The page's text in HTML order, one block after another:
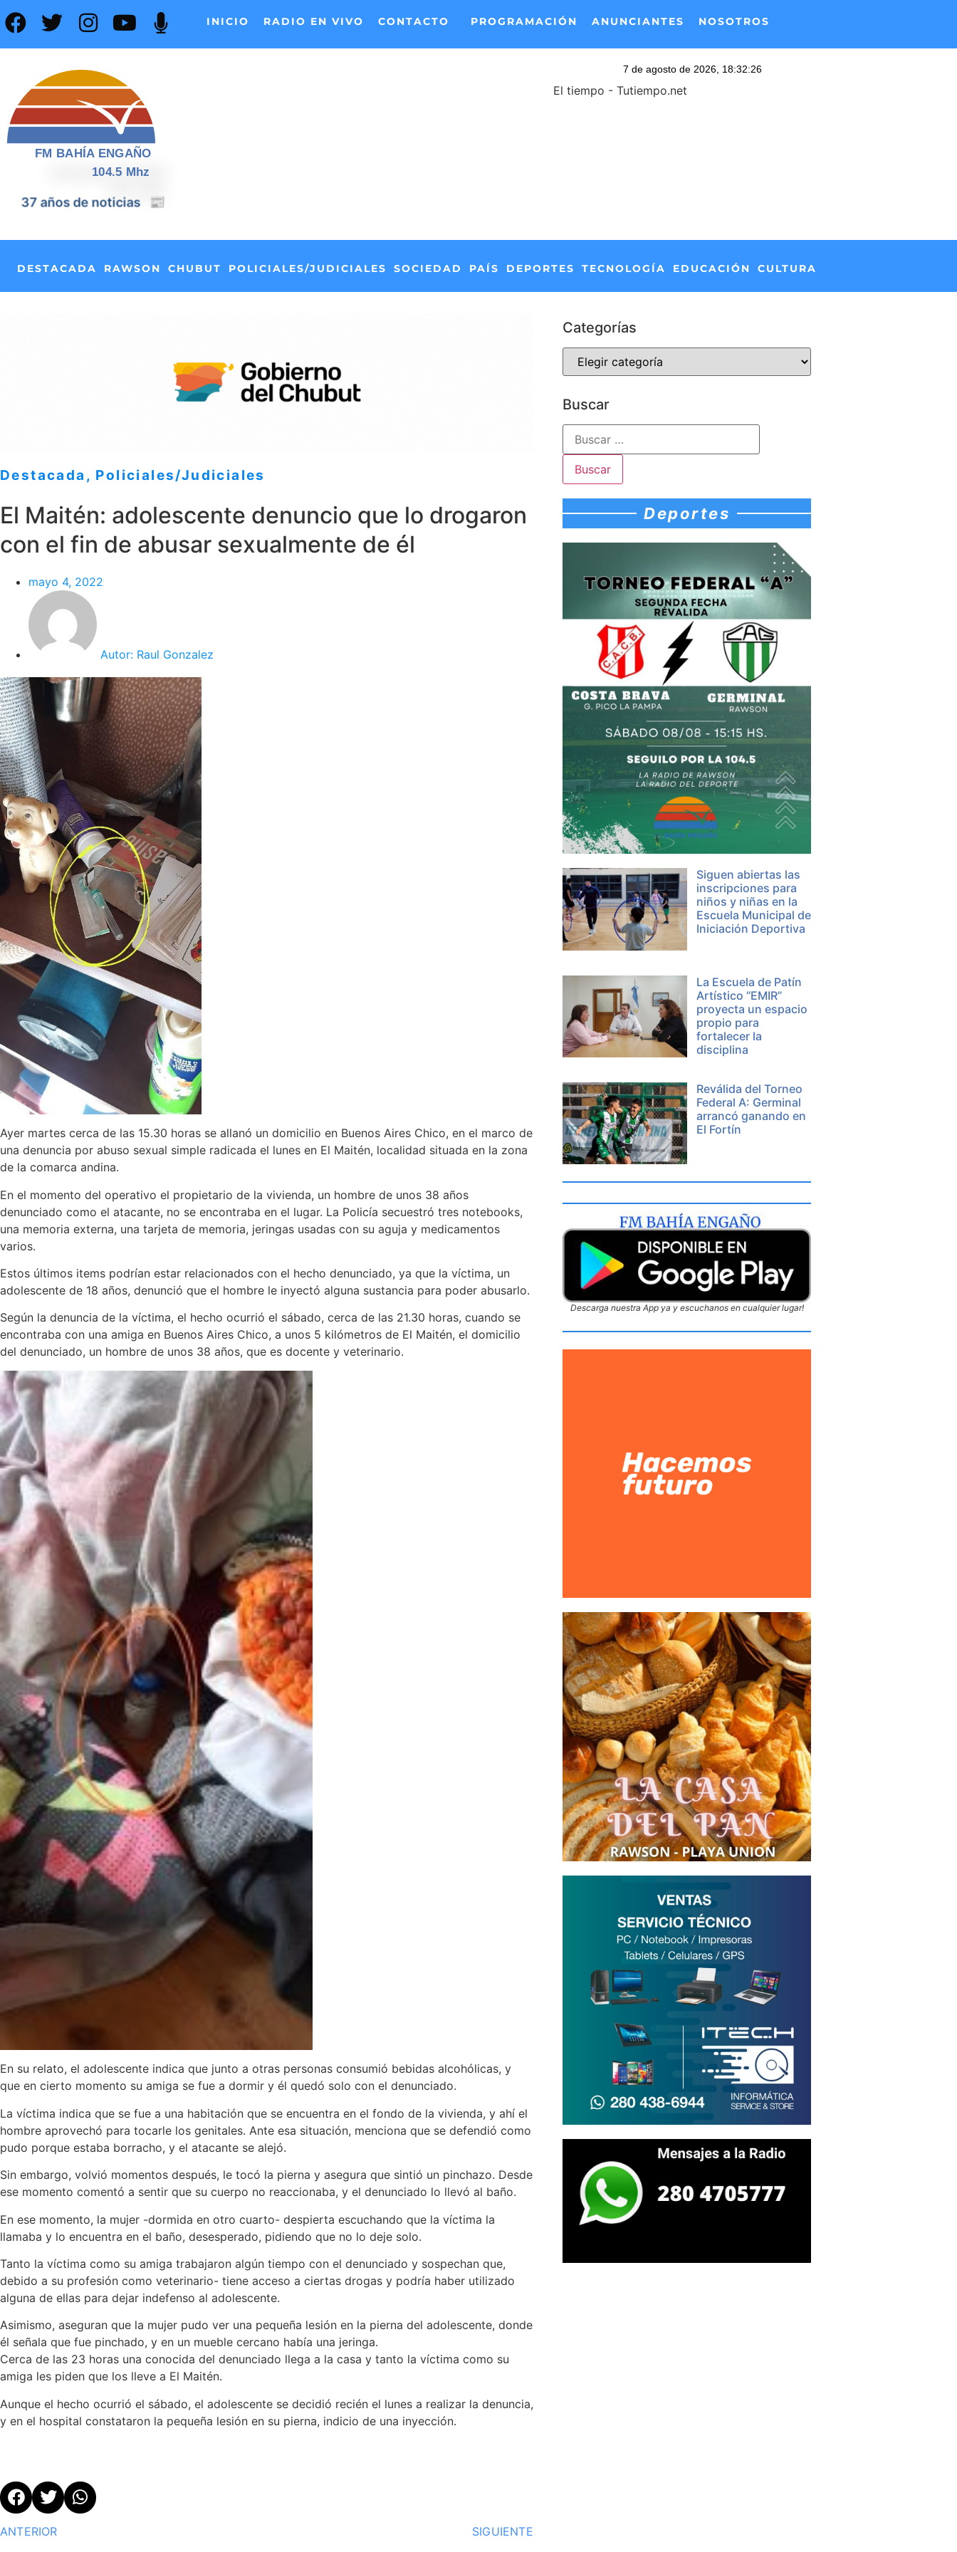
INICIO RADIO EN VIVO CONTACTO PROGRAMACIÓN ANUNCIANTES NOSOTROS
FM BAHÍA ENGAÑO
104.5 Mhz
37 años de noticias 📰
El tiempo - Tutiempo.net
DESTACADA RAWSON CHUBUT POLICIALES/JUDICIALES SOCIEDAD PAÍS DEPORTES TECNOLOGÍA EDUCACIÓN CULTURA
Destacada , Policiales/Judiciales
El Maitén: adolescente denuncio que lo drogaron
con el fin de abusar sexualmente de él
mayo 4, 2022
Autor: Raul Gonzalez
Ayer martes cerca de las 15.30 horas se allanó un domicilio en Buenos Aires Chico, en el marco de
una denuncia por abuso sexual simple radicada el lunes en El Maitén, localidad situada en la zona
de la comarca andina.
En el momento del operativo el propietario de la vivienda, un hombre de unos 38 años
denunciado como el atacante, no se encontraba en el lugar. La Policía secuestró tres notebooks,
una memoria externa, una tarjeta de memoria, jeringas usadas con su aguja y medicamentos
varios.
Estos últimos items podrían estar relacionados con el hecho denunciado, ya que la víctima, un
adolescente de 18 años, denunció que el hombre le inyectó alguna sustancia para poder abusarlo.
Según la denuncia de la víctima, el hecho ocurrió el sábado, cerca de las 21.30 horas, cuando se
encontraba con una amiga en Buenos Aires Chico, a unos 5 kilómetros de El Maitén, el domicilio
del denunciado, un hombre de unos 38 años, que es docente y veterinario.
En su relato, el adolescente indica que junto a otras personas consumió bebidas alcohólicas, y
que en cierto momento su amiga se fue a dormir y él quedó solo con el denunciado.
La víctima indica que se fue a una habitación que se encuentra en el fondo de la vivienda, y ahí el
hombre aprovechó para tocarle los genitales. Ante esa situación, menciona que se defendió como
pudo porque estaba borracho, y el atacante se alejó.
Sin embargo, volvió momentos después, le tocó la pierna y asegura que sintió un pinchazo. Desde
ese momento comentó a sentir que su cuerpo no reaccionaba, y el denunciado lo llevó al baño.
En ese momento, la mujer -dormida en otro cuarto- despierta escuchando que la víctima la
llamaba y lo encuentra en el baño, desesperado, pidiendo que no lo deje solo.
Tanto la víctima como su amiga trabajaron algún tiempo con el denunciado y sospechan que,
debido a su profesión como veterinario- tiene acceso a ciertas drogas y podría haber utilizado
alguna de ellas para dejar indefenso al adolescente.
Asimismo, aseguran que la mujer pudo ver una pequeña lesión en la pierna del adolescente, donde
él señala que fue pinchado, y en un mueble cercano había una jeringa.
Cerca de las 23 horas una conocida del denunciado llega a la casa y tanto la víctima como su
amiga les piden que los lleve a El Maitén.
Aunque el hecho ocurrió el sábado, el adolescente se decidió recién el lunes a realizar la denuncia,
y en el hospital constataron la pequeña lesión en su pierna, indicio de una inyección.
ANTERIOR SIGUIENTE
Categorías
Buscar
Deportes
Siguen abiertas las
inscripciones para
niños y niñas en la
Escuela Municipal de
Iniciación Deportiva
La Escuela de Patín
Artístico “EMIR”
proyecta un espacio
propio para
fortalecer la
disciplina
Reválida del Torneo
Federal A: Germinal
arrancó ganando en
El Fortín
Descarga nuestra App ya y escuchanos en cualquier lugar!